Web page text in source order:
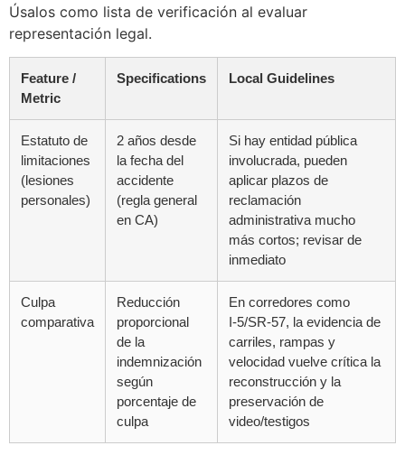
Úsalos como lista de verificación al evaluar
representación legal.
Feature /
Metric
Specifications Local Guidelines
Estatuto de
limitaciones
(lesiones
personales)
2 años desde
la fecha del
accidente
(regla general
en CA)
Si hay entidad pública
involucrada, pueden
aplicar plazos de
reclamación
administrativa mucho
más cortos; revisar de
inmediato
Culpa
comparativa
Reducción
proporcional
de la
indemnización
según
porcentaje de
culpa
En corredores como
I‑5/SR‑57, la evidencia de
carriles, rampas y
velocidad vuelve crítica la
reconstrucción y la
preservación de
video/testigos